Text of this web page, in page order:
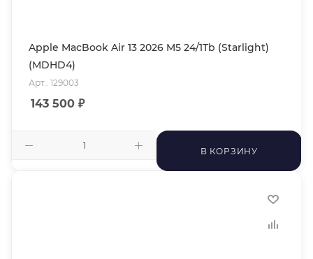
Apple MacBook Air 13 2026 M5 24/1Tb (Starlight)
(MDHD4)
Арт.: 129003
143 500 ₽
В КОРЗИНУ